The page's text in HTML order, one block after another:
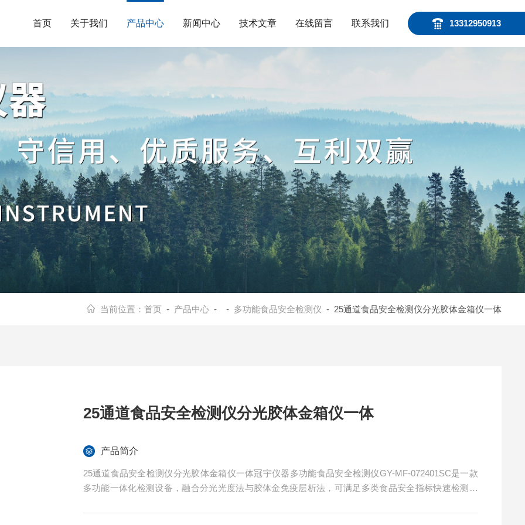
13312950913
首页 关于我们 产品中心 新闻中心 技术文章 在线留言 联系我们
当前位置： 首页 - 产品中心- - 多功能食品安全检测仪 - 25通道食品安全检测仪分光胶体金箱仪一体
25通道食品安全检测仪分光胶体金箱仪一体
产品简介
25通道食品安全检测仪分光胶体金箱仪一体冠宇仪器多功能食品安全检测仪GY-MF-072401SC是一款
多功能一体化检测设备，融合分光光度法与胶体金免疫层析法，可满足多类食品安全指标快速检测需